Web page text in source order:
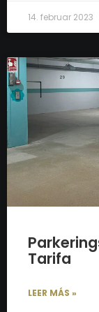
14. februar 2023
Tarifa
LEER MÁS »